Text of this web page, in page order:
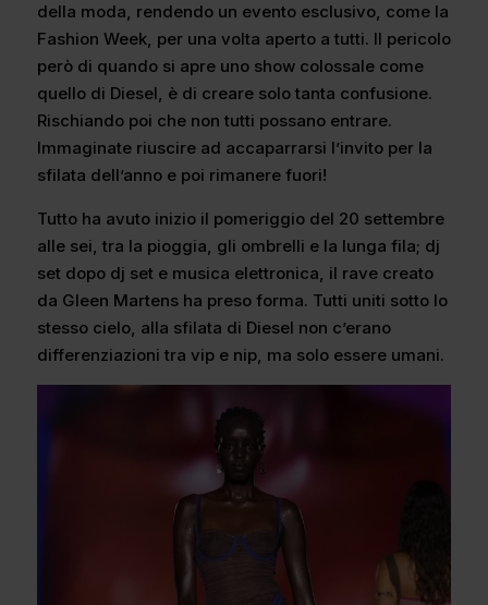
della moda, rendendo un evento esclusivo, come la
Fashion Week, per una volta aperto a tutti. Il pericolo
però di quando si apre uno show colossale come
quello di Diesel, è di creare solo tanta confusione.
Rischiando poi che non tutti possano entrare.
Immaginate riuscire ad accaparrarsi l’invito per la
sfilata dell’anno e poi rimanere fuori!
Tutto ha avuto inizio il pomeriggio del 20 settembre
alle sei, tra la pioggia, gli ombrelli e la lunga fila; dj
set dopo dj set e musica elettronica, il rave creato
da Gleen Martens ha preso forma. Tutti uniti sotto lo
stesso cielo, alla sfilata di Diesel non c’erano
differenziazioni tra vip e nip, ma solo essere umani.